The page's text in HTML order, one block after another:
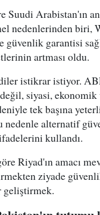
Suudi Arabistan'ın
nedenlerinden biri,
güvenlik garantisi
artması oldu.
istikrar istiyor.
siyasi, ekonomik
tek başına
nedenle alternatif
kullandı.
Riyad'ın amacı
ziyade
geliştirmek.